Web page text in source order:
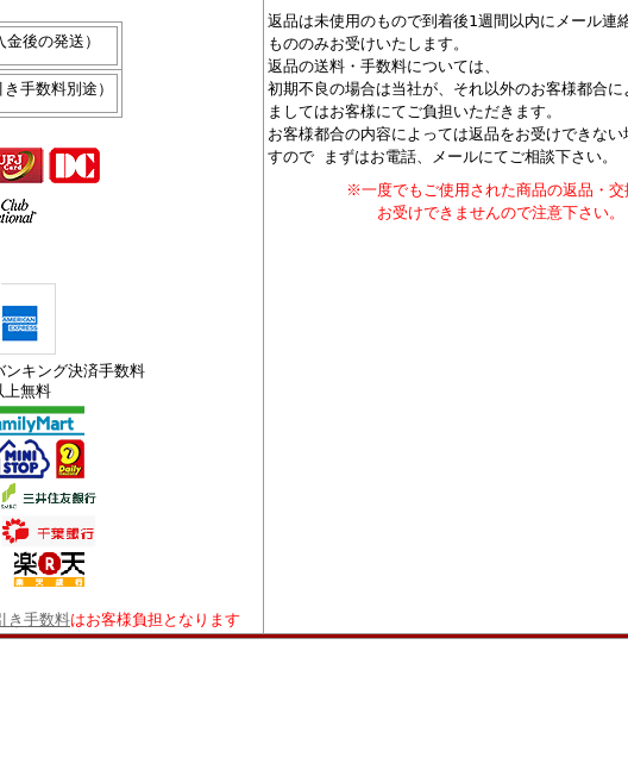
金後の発送）
き手数料別途）
ンキング決済手数料
無料
き手数料はお客様負担となります
返品は未使用のもので到着後1週間以内にメール連
もののみお受けいたします。
返品の送料・手数料については、
初期不良の場合は当社が、それ以外のお客様都合に
ましてはお客様にてご負担いただきます。
お客様都合の内容によっては返品をお受けできない
すので まずはお電話、メールにてご相談下さい。
※一度でもご使用された商品の返品・交
お受けできませんので注意下さい。